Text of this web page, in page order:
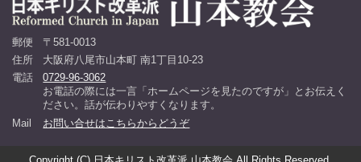
郵便
〒581-0013
住所
大阪府八尾市山本町 南1丁目10-23
電話
0729-96-3062
お電話の際には一言「ホームページを見たのですが」とお伝えく
ださい。話が伝わりやすくなります。
Mail
お問い合せはこちらからどうぞ